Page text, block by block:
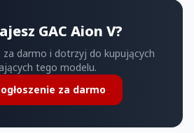
GAC Aion V?
za darmo i dotrzyj do kupujących
tego modelu.
za darmo